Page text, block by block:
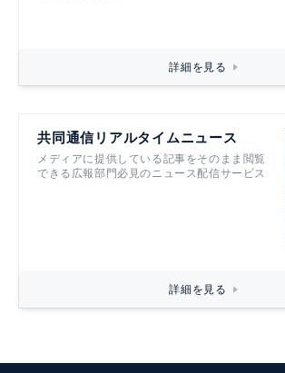
詳細を見る
共同通信リアルタイムニュース
メディアに提供している記事をそのまま閲覧
できる広報部門必見のニュース配信サービス
詳細を見る